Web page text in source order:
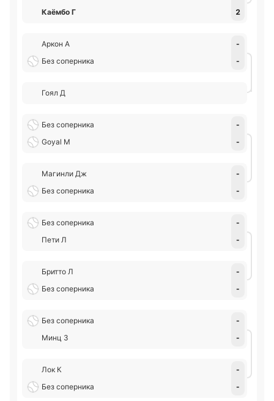
Каёмбо Г
2
Аркон А
-
Без соперника
-
Гоял Д
Без соперника
-
Goyal M
-
Магинли Дж
-
Без соперника
-
Без соперника
-
Пети Л
-
Бритто Л
-
Без соперника
-
Без соперника
-
Минц З
-
Лок К
-
Без соперника
-